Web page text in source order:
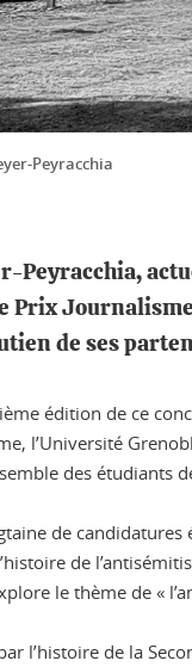
Peyracchia
Peyracchia,
Prix Journalisme
de ses
édition de ce
l’Université
des étudiants
de candidatures
de
le thème de «
l’histoire de la